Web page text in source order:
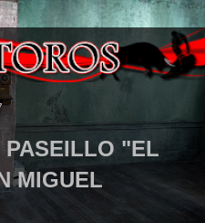
PASEILLO "EL
MIGUEL